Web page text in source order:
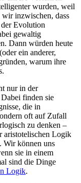
wurden, weil
wir inzwischen, dass
Evolution
gewaltig
Dann würden heute
ein anderer,
warum ihre
nur in der
finden sie
die in
oft auf Zufall
zu denken –
aristotelischen Logik
Wir können uns
sie in einem
sind die Dinge
Logik.